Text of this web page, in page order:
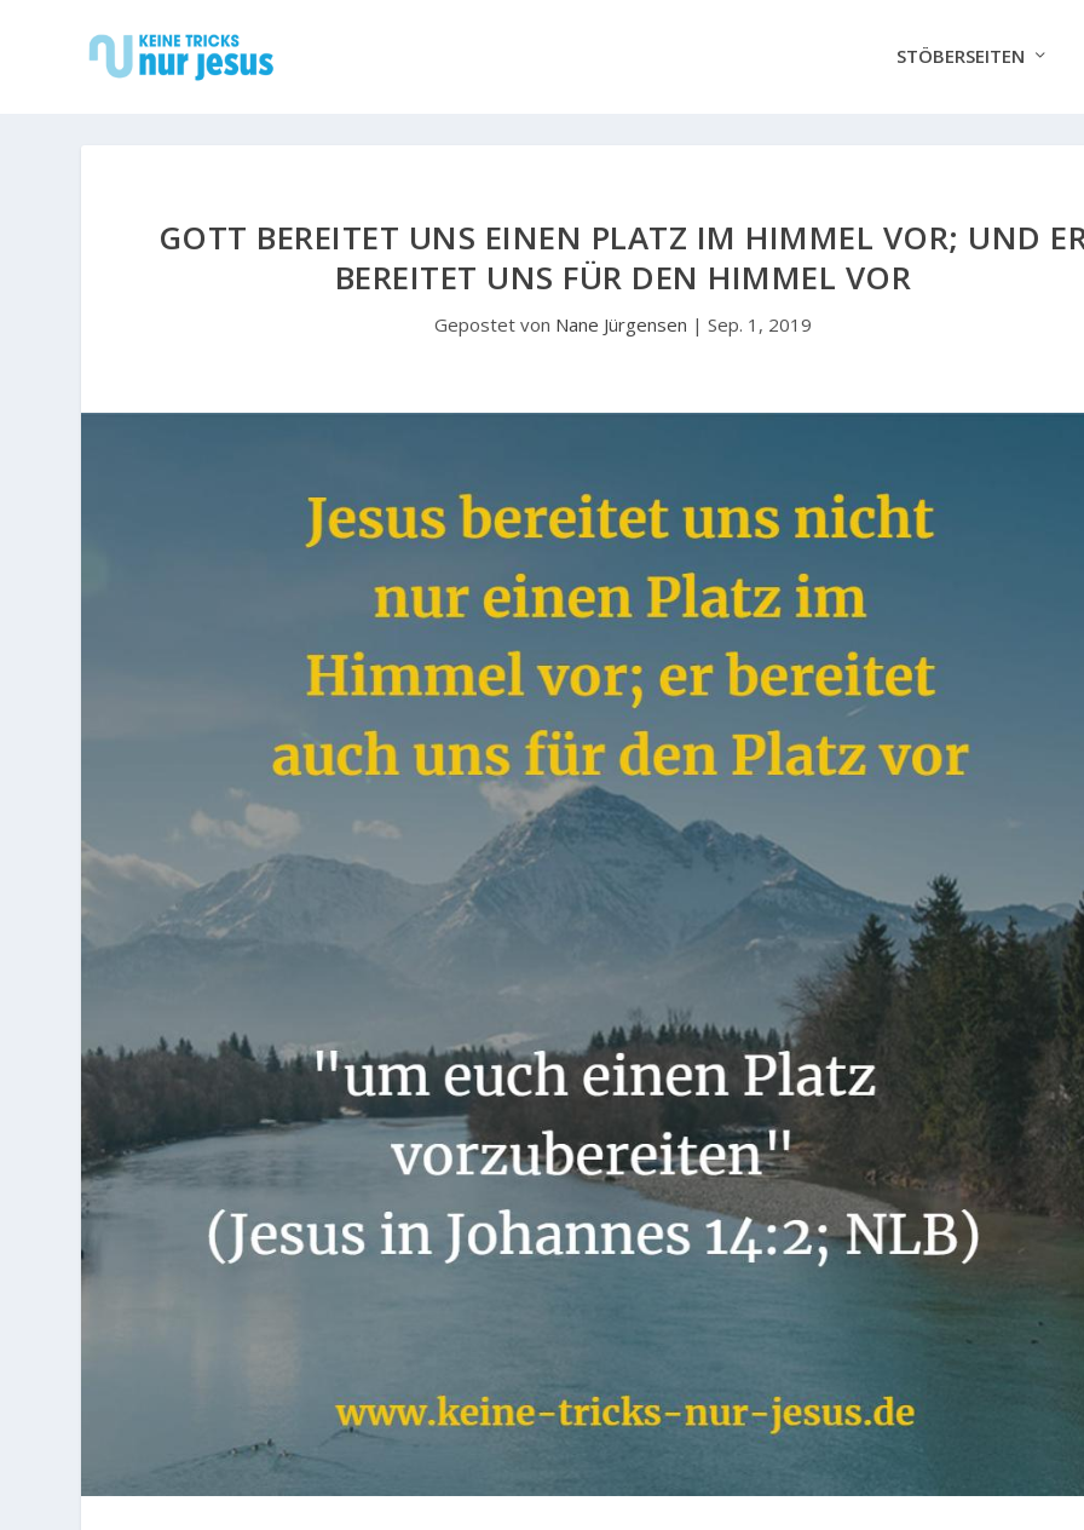
STÖBERSEITEN
GOTT BEREITET UNS EINEN PLATZ IM HIMMEL VOR; UND
BEREITET UNS FÜR DEN HIMMEL VOR
Gepostet von Nane Jürgensen | Sep. 1, 2019